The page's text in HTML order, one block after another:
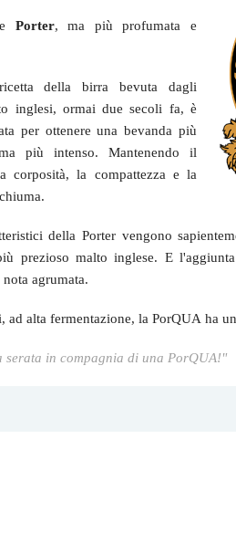
Porter, ma piùprofumata e
della birra bevuta dagli
inglesi, ormai due secoli fa, è
per ottenere una bevanda più
più intenso. Mantenendo il
corposità, la compattezza e la
della Porter vengono
prezioso malto inglese. E
agrumata.
ad alta fermentazione, la PorQUA ha
serata in compagnia di una PorQUA!"